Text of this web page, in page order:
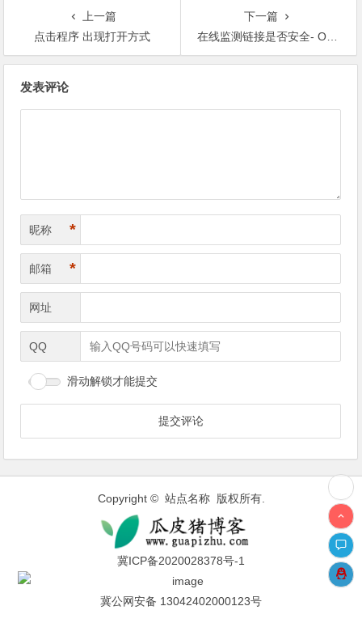
上一篇
点击程序 出现打开方式
下一篇
在线监测链接是否安全- Online Link Scan
发表评论
昵称 *
邮箱 *
网址
QQ
滑动解锁才能提交
Copyright © 站点名称 版权所有.
冀ICP备2020028378号-1
冀公网安备 13042402000123号